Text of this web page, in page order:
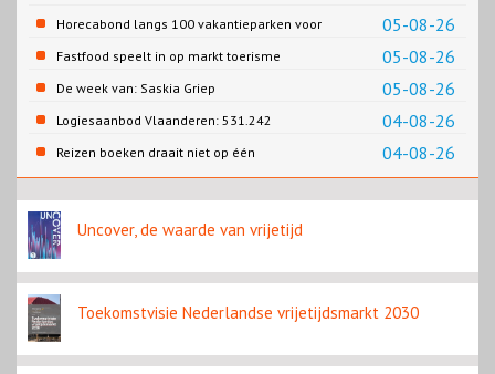
naar Porto
05-08-26
Horecabond langs 100 vakantieparken voor
Cao-recreatie
05-08-26
Fastfood speelt in op markt toerisme
05-08-26
De week van: Saskia Griep
04-08-26
Logiesaanbod Vlaanderen: 531.242
slaapplaatsen
04-08-26
Reizen boeken draait niet op één
contentbron
Uncover, de waarde van vrijetijd
Toekomstvisie Nederlandse vrijetijdsmarkt 2030